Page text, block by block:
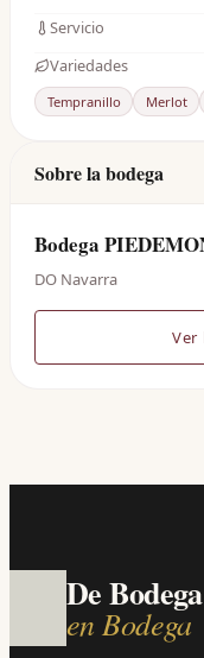
Servicio
Variedades
Tempranillo Merlot
Sobre la bodega
Bodega
DO Navarra
Ver
De Bodega
en Bodega